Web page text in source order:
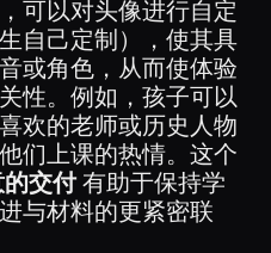
可以对头像进行自定
自己定制），使其具
或角色，从而使体验
性。例如，孩子可以
欢的老师或历史人物
们上课的热情。这个
交付有助于保持学
与材料的更紧密联